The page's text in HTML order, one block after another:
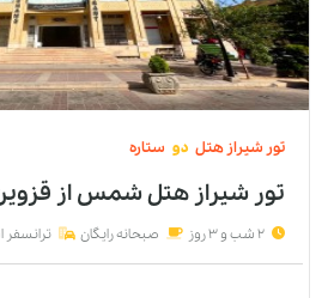
تور شیراز هتل دو ستاره
تور شیراز هتل شمساز
2 شب و 3 روز صبحانه رایگان ترانسفر